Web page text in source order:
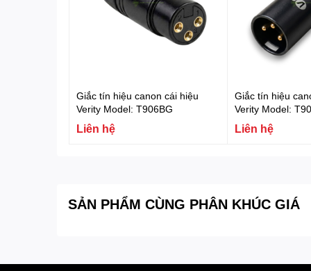
Giắc tín hiệu canon cái hiệu
Verity Model: T906BG
Liên hệ
Giắc tín hiệu
Verity Model:
Liên hệ
SẢN PHẨM CÙNG PHÂN KHÚC GIÁ